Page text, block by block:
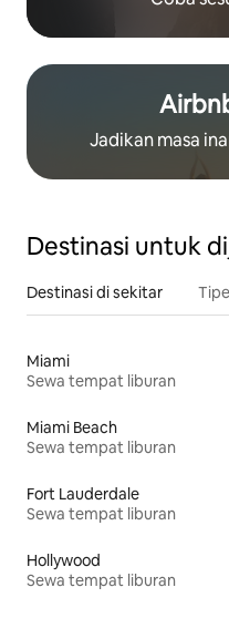
Jadikan masa
Destinasi untuk
Destinasi di sekitar
Miami
Sewa tempat liburan
Miami Beach
Sewa tempat liburan
Fort Lauderdale
Sewa tempat liburan
Hollywood
Sewa tempat liburan